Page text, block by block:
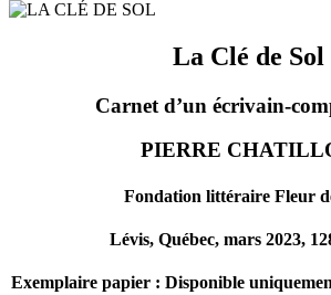
La Clé de Sol
Carnet d’un écrivain-
PIERRE
Fondation littéraire Fleur
Lévis, Québec, mars 2023,
Exemplaire papier : Disponible